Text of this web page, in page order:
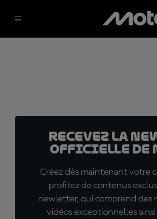
Recevez la
officielle de
Créez dès maintenant votre
profitez de contenus
newletter, qui comprend des
vidéos exceptionnelles